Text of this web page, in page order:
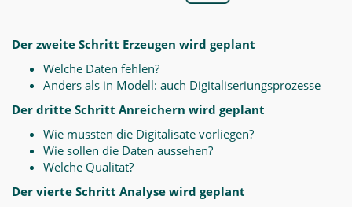
Der zweite Schritt Erzeugen wird geplant
Welche Daten fehlen?
Anders als in Modell: auch Digitaliseriungsprozesse
Der dritte Schritt Anreichern wird geplant
Wie müssten die Digitalisate vorliegen?
Wie sollen die Daten aussehen?
Welche Qualität?
Der vierte Schritt Analyse wird geplant